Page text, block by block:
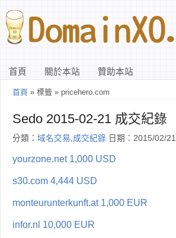
首頁 關於本站 贊助本站
首頁 » 標籤 » pricehero.com
Sedo 2015-02-21 成交紀錄
分類： 域名交易,成交紀錄 日期：2015/02/21
yourzone.net 1,000 USD
s30.com 4,444 USD
monteurunterkunft.at 1,000 EUR
infor.nl 10,000 EUR